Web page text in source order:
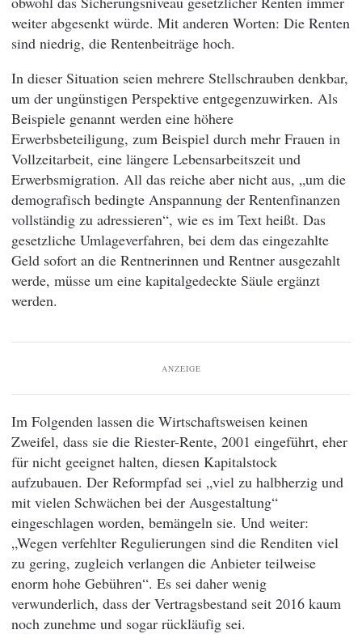
weiter abgesenkt würde. Mit anderen Worten: Die Renten
sind niedrig, die Rentenbeiträge hoch.
In dieser Situation seien mehrere Stellschrauben denkbar,
um der ungünstigen Perspektive entgegenzuwirken. Als
Beispiele genannt werden eine höhere
Erwerbsbeteiligung, zum Beispiel durch mehr Frauen in
Vollzeitarbeit, eine längere Lebensarbeitszeit und
Erwerbsmigration. All das reiche aber nicht aus, „um die
demografisch bedingte Anspannung der Rentenfinanzen
vollständig zu adressieren“, wie es im Text heißt. Das
gesetzliche Umlageverfahren, bei dem das eingezahlte
Geld sofort an die Rentnerinnen und Rentner ausgezahlt
werde, müsse um eine kapitalgedeckte Säule ergänzt
werden.
ANZEIGE
Im Folgenden lassen die Wirtschaftsweisen keinen
Zweifel, dass sie die Riester-Rente, 2001 eingeführt, eher
für nicht geeignet halten, diesen Kapitalstock
aufzubauen. Der Reformpfad sei „viel zu halbherzig und
mit vielen Schwächen bei der Ausgestaltung“
eingeschlagen worden, bemängeln sie. Und weiter:
„Wegen verfehlter Regulierungen sind die Renditen viel
zu gering, zugleich verlangen die Anbieter teilweise
enorm hohe Gebühren“. Es sei daher wenig
verwunderlich, dass der Vertragsbestand seit 2016 kaum
noch zunehme und sogar rückläufig sei.